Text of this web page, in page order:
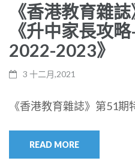
《香港教育雜
《升中家長攻
2022-2023》
3 十二月,2021
《香港教育雜誌》第51期
READ MORE